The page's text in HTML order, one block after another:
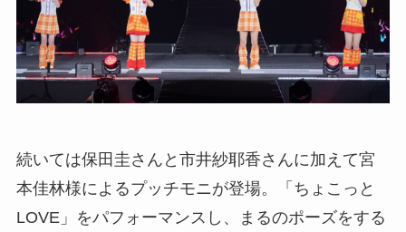
続いては保田圭さんと市井紗耶香さんに加えて宮
本佳林様によるプッチモニが登場。「ちょこっと
LOVE」をパフォーマンスし、まるのポーズをする